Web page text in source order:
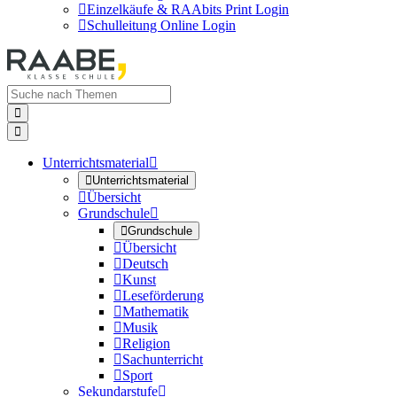
Einzelkäufe & RAAbits Print Login
Schulleitung Online Login


Unterrichtsmaterial
Unterrichtsmaterial
Übersicht
Grundschule
Grundschule
Übersicht
Deutsch
Kunst
Leseförderung
Mathematik
Musik
Religion
Sachunterricht
Sport
Sekundarstufe